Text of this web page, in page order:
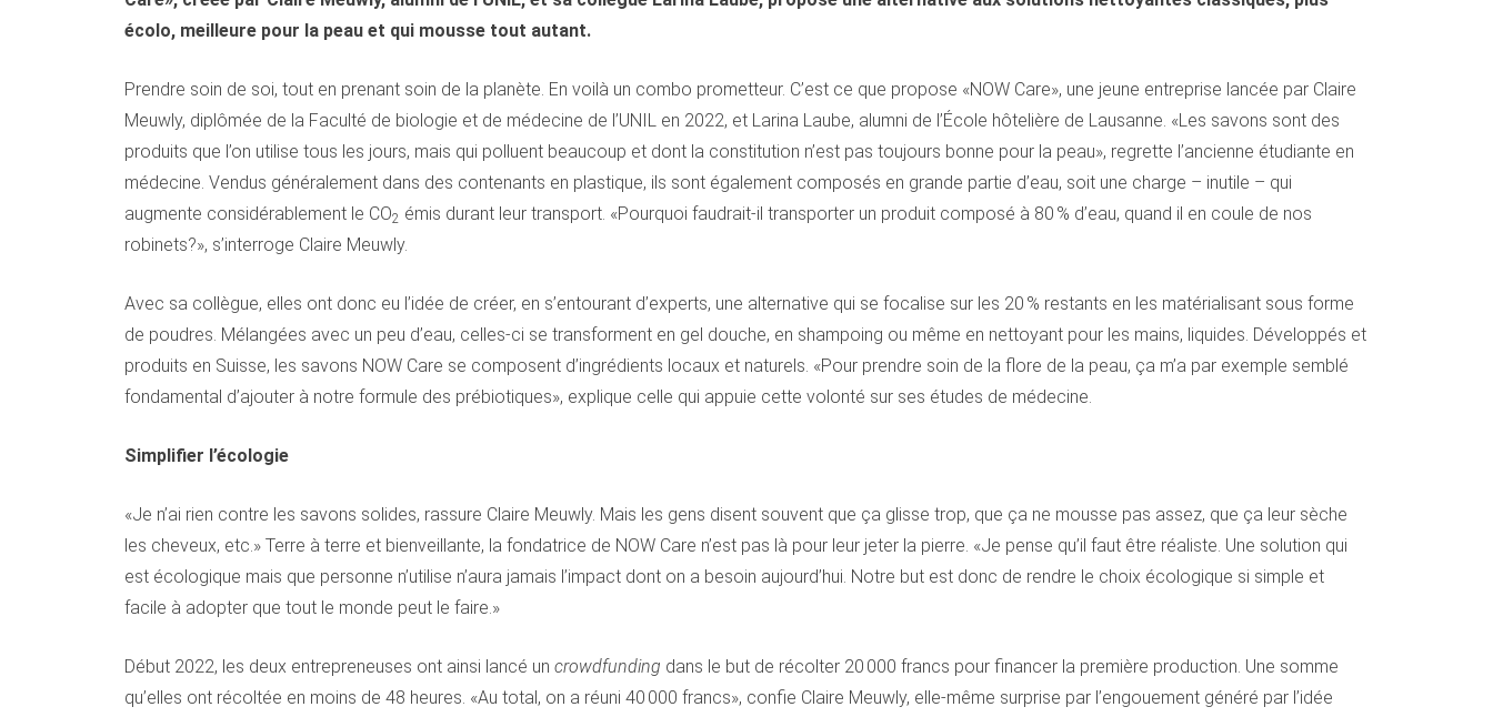
écolo, meilleure pour la peau et qui mousse tout autant.
Prendre soin de soi, tout en prenant soin de la planète. En voilà un combo prometteur. C’est ce que propose «NOW Care», une jeune entreprise lancée par Claire
Meuwly, diplômée de la Faculté de biologie et de médecine de l’UNIL en 2022, et Larina Laube, alumni de l’École hôtelière de Lausanne. «Les savons sont des
produits que l’on utilise tous les jours, mais qui polluent beaucoup et dont la constitution n’est pas toujours bonne pour la peau», regrette l’ancienne étudiante en
médecine. Vendus généralement dans des contenants en plastique, ils sont également composés en grande partie d’eau, soit une charge – inutile – qui
augmente considérablement le CO2 émis durant leur transport. «Pourquoi faudrait-il transporter un produit composé à 80 % d’eau, quand il en coule de nos
robinets?», s’interroge Claire Meuwly.
Avec sa collègue, elles ont donc eu l’idée de créer, en s’entourant d’experts, une alternative qui se focalise sur les 20 % restants en les matérialisant sous forme
de poudres. Mélangées avec un peu d’eau, celles-ci se transforment en gel douche, en shampoing ou même en nettoyant pour les mains, liquides. Développés et
produits en Suisse, les savons NOW Care se composent d’ingrédients locaux et naturels. «Pour prendre soin de la flore de la peau, ça m’a par exemple semblé
fondamental d’ajouter à notre formule des prébiotiques», explique celle qui appuie cette volonté sur ses études de médecine.
Simplifier l’écologie
«Je n’ai rien contre les savons solides, rassure Claire Meuwly. Mais les gens disent souvent que ça glisse trop, que ça ne mousse pas assez, que ça leur sèche
les cheveux, etc.» Terre à terre et bienveillante, la fondatrice de NOW Care n’est pas là pour leur jeter la pierre. «Je pense qu’il faut être réaliste. Une solution qui
est écologique mais que personne n’utilise n’aura jamais l’impact dont on a besoin aujourd’hui. Notre but est donc de rendre le choix écologique si simple et
facile à adopter que tout le monde peut le faire.»
Début 2022, les deux entrepreneuses ont ainsi lancé un crowdfunding dans le but de récolter 20 000 francs pour financer la première production. Une somme
qu’elles ont récoltée en moins de 48 heures. «Au total, on a réuni 40 000 francs», confie Claire Meuwly, elle-même surprise par l’engouement généré par l’idée